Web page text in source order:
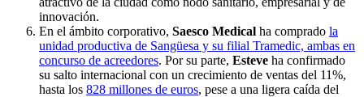
innovación.
En el ámbito corporativo, Saesco Medical ha comprado la
unidad productiva de Sangüesa y su filial Tramedic, ambas en
concurso de acreedores. Por su parte, Esteve ha confirmado
su salto internacional con un crecimiento de ventas del 11%,
hasta los 828 millones de euros, pese a una ligera caída del